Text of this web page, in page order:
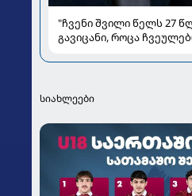
"ჩვენი შვილი წელს 27
გავიცანი, როცა
უგულავას შესახებ
სიახლეები